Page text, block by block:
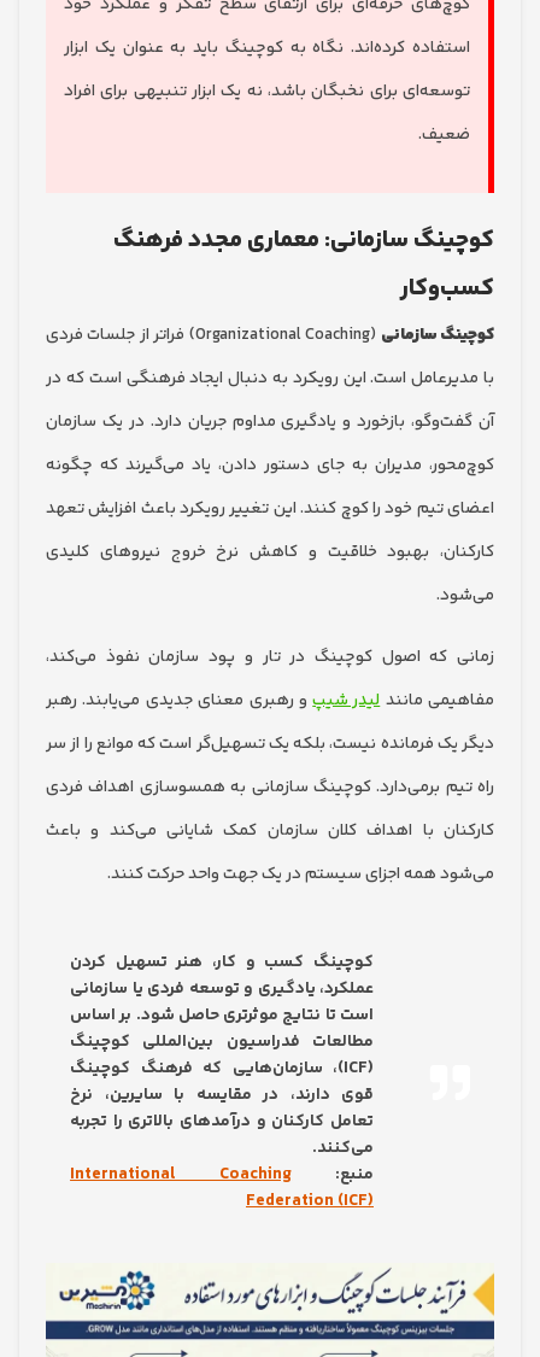
کرده‌اند. نگاه به کوچینگ باید به عنوان یک ابزار
برای نخبگان باشد، نه یک ابزار تنبیهی برای افراد
سازمانی: معماری مجدد فرهنگ
سازمانی
(Organizational Coaching) فراتر از جلسات فردی
است. این رویکرد به دنبال ایجاد فرهنگی است که در
بازخورد و یادگیری مداوم جریان دارد. در یک سازمان
مدیران به جای دستور دادن، یاد می‌گیرند که چگونه
تیم خود را کوچ کنند. این تغییر رویکرد باعث افزایش تعهد
بهبود خلاقیت و کاهش نرخ خروج نیروهای کلیدی
که اصول کوچینگ در تار و پود سازمان نفوذ می‌کند،
مانندلیدر شیپو رهبری معنای جدیدی می‌یابند. رهبر
فرمانده نیست، بلکه یک تسهیل‌گر است که موانع را از سر
برمی‌دارد. کوچینگ سازمانی به همسوسازی اهداف فردی
با اهداف کلان سازمان کمک شایانی می‌کند و باعث
همه اجزای سیستم در یک جهت واحد حرکت کنند.
کوچینگ کسب و کار، هنر تسهیل کردن
عملکرد، یادگیری و توسعه فردی یا سازمانی
است تا نتایج موثرتری حاصل شود. بر اساس
مطالعات فدراسیون بین‌المللی کوچینگ
(ICF)، سازمان‌هایی که فرهنگ کوچینگ
قوی دارند، در مقایسه با سایرین، نرخ
تعامل کارکنان و درآمدهای بالاتری را تجربه
International Coaching
Federation (ICF)